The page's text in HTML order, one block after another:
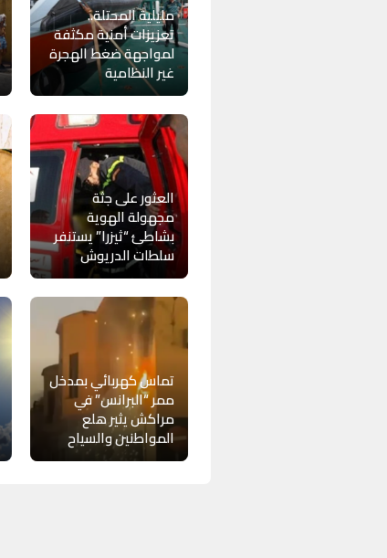
مليلية المحتلة..
تعزيزات أمنية مكثفة
لمواجهة ضغط الهجرة
غير النظامية
العثور على جثة
مجهولة الهوية
بشاطئ “ثيزرا” يستنفر
سلطات الدريوش
تماس كهربائي بمدخل
ممر “البرانس” في
مراكش يثير هلع
المواطنين والسياح